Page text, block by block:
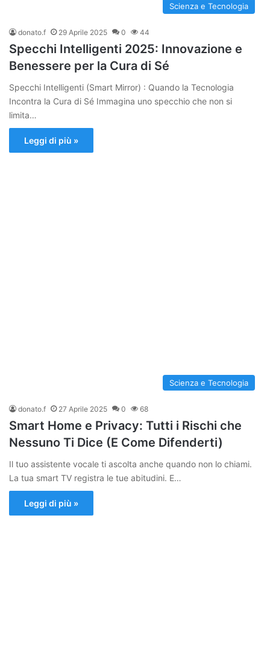
Scienza e Tecnologia
donato.f 29 Aprile 2025 0 44
Specchi Intelligenti 2025: Innovazione e
Benessere per la Cura di Sé
Specchi Intelligenti (Smart Mirror) : Quando la Tecnologia
Incontra la Cura di Sé Immagina uno specchio che non si
limita…
Leggi di più »
Scienza e Tecnologia
donato.f 27 Aprile 2025 0 68
Smart Home e Privacy: Tutti i Rischi che
Nessuno Ti Dice (E Come Difenderti)
Il tuo assistente vocale ti ascolta anche quando non lo chiami.
La tua smart TV registra le tue abitudini. E…
Leggi di più »